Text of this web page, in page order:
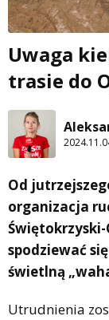
Uwaga
trasie do
Od
organizacja
spodziewać
świetlną
Utrudnienia